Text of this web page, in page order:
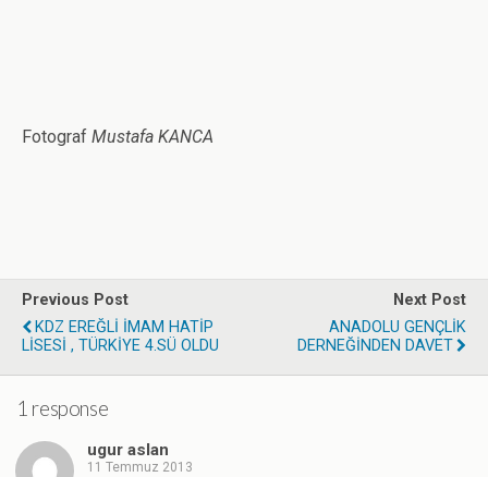
Fotograf Mustafa KANCA
Previous Post
KDZ EREĞLİ İMAM HATİP
LİSESİ , TÜRKİYE 4.SÜ OLDU
Next Post
ANADOLU GENÇLİK
DERNEĞİNDEN DAVET
1 response
ugur aslan
11 Temmuz 2013